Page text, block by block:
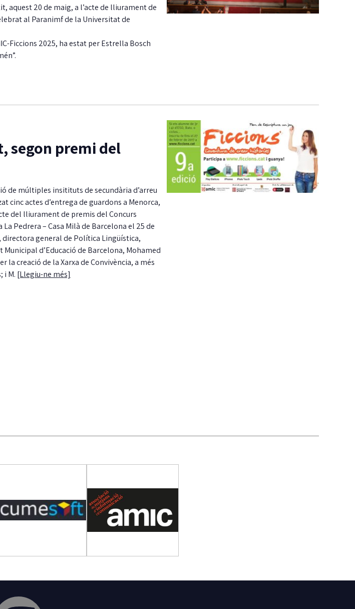
aquest 20 de maig, a l’acte de lliurament de
al Paranimf de la Universitat de
Ficcions 2025, ha estat per Estrella Bosch
segon premi del
de múltiples insitituts de secundària d’arreu
cinc actes d’entrega de guardons a Menorca,
del lliurament de premis del Concurs
Pedrera – Casa Milà de Barcelona el 25 de
directora general de Política Lingüística,
d’Educació de Barcelona, Mohamed
la creació de la Xarxa de Convivència, a més
i M. [Llegiu-ne més]